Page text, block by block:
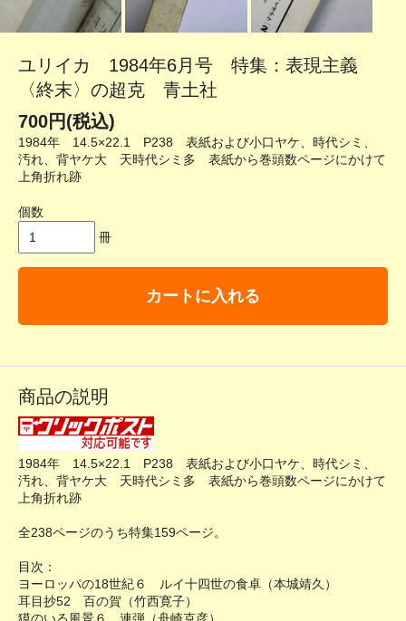
ユリイカ 1984年6月号 特集：表現主義
〈終末〉の超克 青土社
700円(税込)
1984年 14.5×22.1 P238 表紙および小口ヤケ、時代シミ、
汚れ、背ヤケ大 天時代シミ多 表紙から巻頭数ページにかけて
上角折れ跡
個数
冊
カートに入れる
商品の説明
1984年 14.5×22.1 P238 表紙および小口ヤケ、時代シミ、
汚れ、背ヤケ大 天時代シミ多 表紙から巻頭数ページにかけて
上角折れ跡
全238ページのうち特集159ページ。
目次：
ヨーロッパの18世紀６ ルイ十四世の食卓（本城靖久）
耳目抄52 百の賀（竹西寛子）